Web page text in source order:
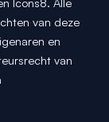
van deze
en
van